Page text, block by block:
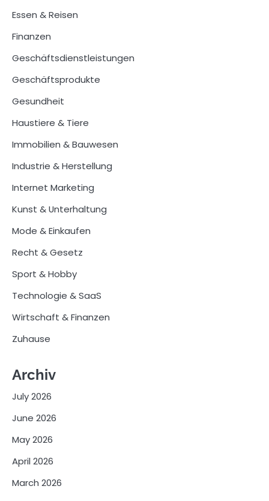
Essen & Reisen
Finanzen
Geschäftsdienstleistungen
Geschäftsprodukte
Gesundheit
Haustiere & Tiere
Immobilien & Bauwesen
Industrie & Herstellung
Internet Marketing
Kunst & Unterhaltung
Mode & Einkaufen
Recht & Gesetz
Sport & Hobby
Technologie & SaaS
Wirtschaft & Finanzen
Zuhause
Archiv
July 2026
June 2026
May 2026
April 2026
March 2026